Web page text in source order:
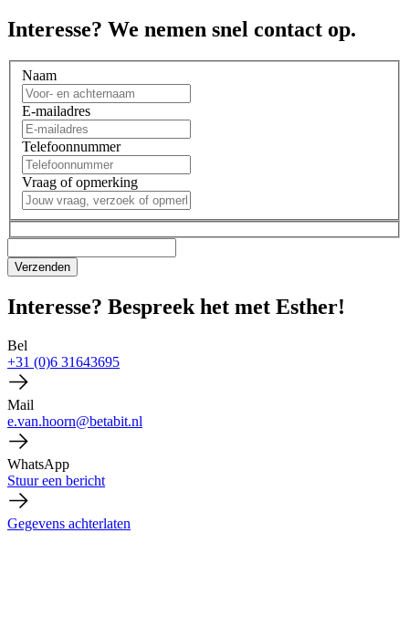
Interesse? We nemen snel contact op.
Naam
E-mailadres
Telefoonnummer
Vraag of opmerking
Interesse? Bespreek het met Esther!
Bel
+31 (0)6 31643695
Mail
e.van.hoorn@betabit.nl
WhatsApp
Stuur een bericht
Gegevens achterlaten